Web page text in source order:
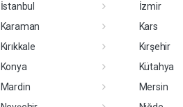
İstanbul
İzmir
Karaman
Kars
Kırıkkale
Kırşehir
Konya
Kütahya
Mardin
Mersin